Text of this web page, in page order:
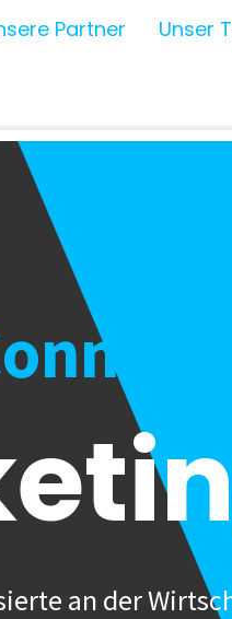
Partner Unser
an der